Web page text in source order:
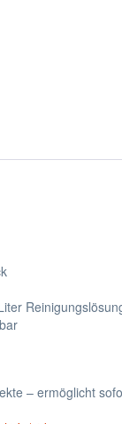
– ermöglicht